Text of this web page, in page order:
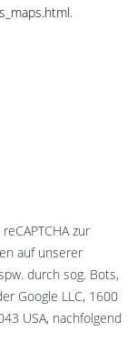
.
zur
auf unserer
durch sog. Bots,
Google LLC, 1600
USA, nachfolgend